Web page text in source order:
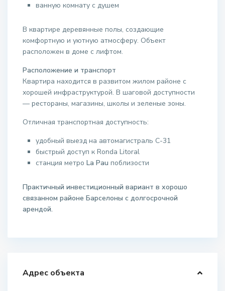
ванную комнату с душем
В квартире деревянные полы, создающие
комфортную и уютную атмосферу. Объект
расположен в доме с лифтом.
Расположение и транспорт
Квартира находится в развитом жилом районе с
хорошей инфраструктурой. В шаговой доступности
— рестораны, магазины, школы и зеленые зоны.
Отличная транспортная доступность:
удобный выезд на автомагистраль C-31
быстрый доступ к Ronda Litoral
станция метроLa Pau поблизости
Практичный инвестиционный вариант в хорошо
связанном районе Барселоны с долгосрочной
арендой.
Адрес объекта